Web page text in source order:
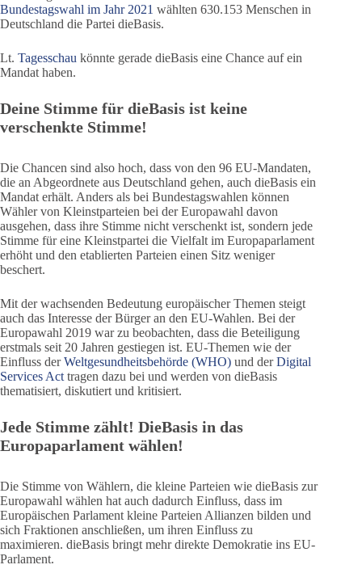
Bundestagswahl im Jahr 2021 wählten 630.153 Menschen in
Deutschland die Partei dieBasis.
Lt. Tagesschau könnte gerade dieBasis eine Chance auf ein
Mandat haben.
Deine Stimme für dieBasis ist keine
verschenkte Stimme!
Die Chancen sind also hoch, dass von den 96 EU-Mandaten,
die an Abgeordnete aus Deutschland gehen, auch dieBasis ein
Mandat erhält. Anders als bei Bundestagswahlen können
Wähler von Kleinstparteien bei der Europawahl davon
ausgehen, dass ihre Stimme nicht verschenkt ist, sondern jede
Stimme für eine Kleinstpartei die Vielfalt im Europaparlament
erhöht und den etablierten Parteien einen Sitz weniger
beschert.
Mit der wachsenden Bedeutung europäischer Themen steigt
auch das Interesse der Bürger an den EU-Wahlen. Bei der
Europawahl 2019 war zu beobachten, dass die Beteiligung
erstmals seit 20 Jahren gestiegen ist. EU-Themen wie der
Einfluss derWeltgesundheitsbehörde (WHO) und derDigital
Services Act tragen dazu bei und werden von dieBasis
thematisiert, diskutiert und kritisiert.
Jede Stimme zählt! DieBasis in das
Europaparlament wählen!
Die Stimme von Wählern, die kleine Parteien wie dieBasis zur
Europawahl wählen hat auch dadurch Einfluss, dass im
Europäischen Parlament kleine Parteien Allianzen bilden und
sich Fraktionen anschließen, um ihren Einfluss zu
maximieren. dieBasis bringt mehr direkte Demokratie ins EU-
Parlament.